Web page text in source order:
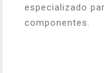
especializado
componentes.